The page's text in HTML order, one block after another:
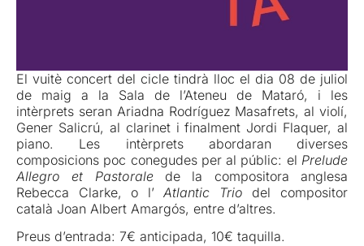
El vuitè concert del cicle tindrà lloc el dia 08 de juliol
de maig a la Sala de l’Ateneu de Mataró, i les
intèrprets seran Ariadna Rodríguez Masafrets, al violí,
Gener Salicrú, al clarinet i finalment Jordi Flaquer, al
piano. Les intèrprets abordaran diverses
composicions poc conegudes per al públic: el Prelude
Allegro et Pastorale de la compositora anglesa
Rebecca Clarke, o l’Atlantic Trio del compositor
català Joan Albert Amargós, entre d’altres.
Preus d’entrada: 7€ anticipada, 10€ taquilla.